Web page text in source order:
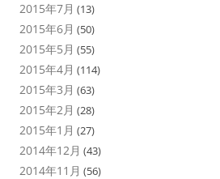
2015年7月 (13)
2015年6月 (50)
2015年5月 (55)
2015年4月 (114)
2015年3月 (63)
2015年2月 (28)
2015年1月 (27)
2014年12月 (43)
2014年11月 (56)